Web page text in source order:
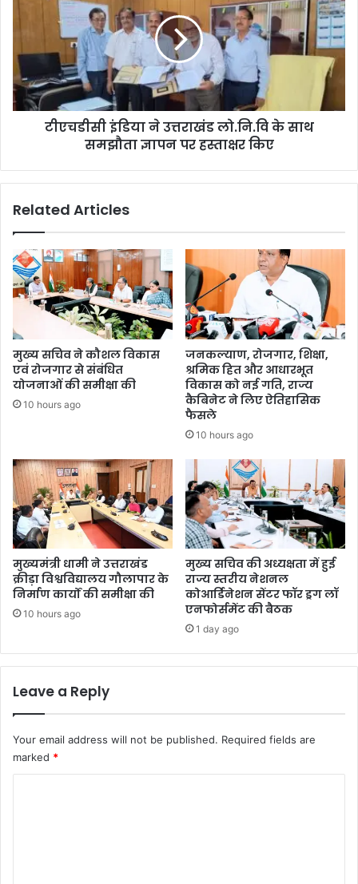
टीएचडीसी इंडिया ने उत्तराखंड लो.नि.वि के साथ
समझौता ज्ञापन पर हस्ताक्षर किए
Related Articles
मुख्य सचिव ने कौशल विकास
एवं रोजगार से संबंधित
योजनाओं की समीक्षा की
10 hours ago
जनकल्याण, रोजगार, शिक्षा,
श्रमिक हित और आधारभूत
विकास को नई गति, राज्य
कैबिनेट ने लिए ऐतिहासिक
फैसले
10 hours ago
मुख्यमंत्री धामी ने उत्तराखंड
क्रीड़ा विश्वविद्यालय गौलापार के
निर्माण कार्यों की समीक्षा की
10 hours ago
मुख्य सचिव की अध्यक्षता में हुई
राज्य स्तरीय नेशनल
कोआर्डिनेशन सेंटर फॉर ड्रग लॉ
एनफोर्समेंट की बैठक
1 day ago
Leave a Reply
Your email address will not be published. Required fields are
marked *